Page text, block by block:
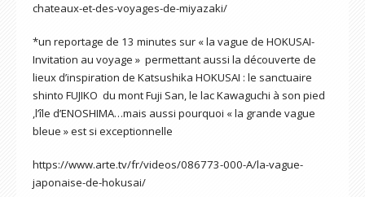
chateaux-et-des-voyages-de-miyazaki/
*un reportage de 13 minutes sur « la vague de HOKUSAI-
Invitation au voyage » permettant aussi la découverte de
lieux d’inspiration de Katsushika HOKUSAI : le sanctuaire
shinto FUJIKO du mont Fuji San, le lac Kawaguchi à son pied
,l’île d’ENOSHIMA…mais aussi pourquoi « la grande vague
bleue » est si exceptionnelle
https://www.arte.tv/fr/videos/086773-000-A/la-vague-
japonaise-de-hokusai/